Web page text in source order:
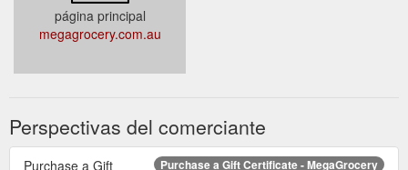
página principal
megagrocery.com.au
Perspectivas del comerciante
Purchase a Gift Certificate - MegaGrocery
Purchase a Gift